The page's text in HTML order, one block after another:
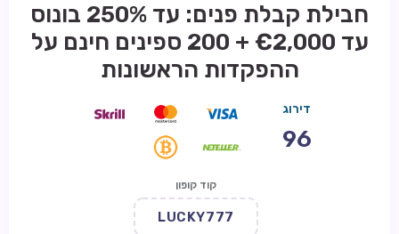
חבילת קבלת פנים: עד 250% בונוס
עד €2,000 + 200 ספינים חינם על
ההפקדות הראשונות
דירוג
96
קוד קופון
LUCKY777